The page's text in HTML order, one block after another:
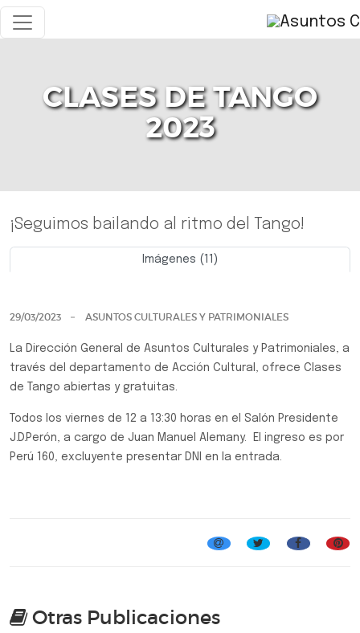
CLASES DE TANGO
2023
¡Seguimos bailando al ritmo del Tango!
Imágenes (11)
29/03/2023 ASUNTOS CULTURALES Y PATRIMONIALES
La Dirección General de Asuntos Culturales y Patrimoniales, a
través del departamento de Acción Cultural, ofrece Clases
de Tango abiertas y gratuitas.
Todos los viernes de 12 a 13:30 horas en el Salón Presidente
J.D.Perón, a cargo de Juan Manuel Alemany. El ingreso es por
Perú 160, excluyente presentar DNI en la entrada.
Otras Publicaciones